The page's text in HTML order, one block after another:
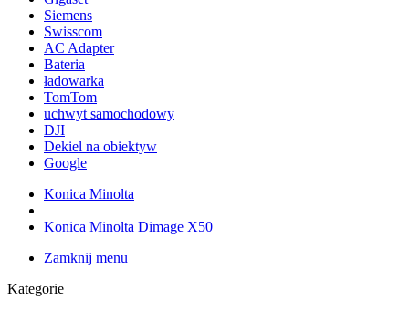
Siemens
Swisscom
AC Adapter
Bateria
ładowarka
TomTom
uchwyt samochodowy
DJI
Dekiel na obiektyw
Google
Konica Minolta
Konica Minolta Dimage X50
Zamknij menu
Kategorie